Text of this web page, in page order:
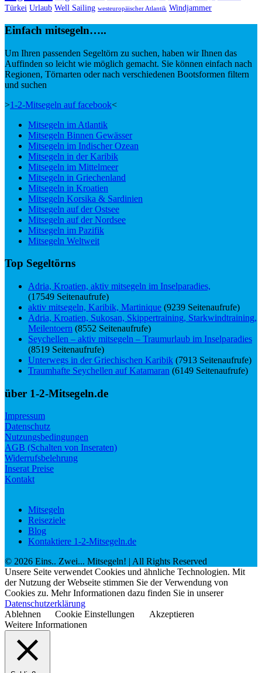
Türkei Urlaub Well Sailing westeuropäischer Atlantik Windjammer
Einfach mitsegeln…..
Um Ihren passenden Segeltörn zu suchen, haben wir Ihnen das
Auffinden so leicht wie möglich gemacht. Sie können einfach nach
Regionen, Törnarten oder nach verschiedenen Bootsformen filtern
und suchen
>1-2-Mitsegeln auf facebook<
Mitsegeln im Atlantik
Mitsegeln Binnen Gewässer
Mitsegeln im Indischer Ozean
Mitsegeln in der Karibik
Mitsegeln im Mittelmeer
Mitsegeln in Griechenland
Mitsegeln in Kroatien
Mitsegeln Korsika & Sardinien
Mitsegeln auf der Ostsee
Mitsegeln auf der Nordsee
Mitsegeln im Pazifik
Mitsegeln Weltweit
Top Segeltörns
Adria, Kroatien, aktiv mitsegeln im Inselparadies,
(17549 Seitenaufrufe)
aktiv mitsegeln, Karibik, Martinique (9239 Seitenaufrufe)
Adria, Kroatien, Sukosan, Skippertraining, Starkwindtraining,
Meilentoern (8552 Seitenaufrufe)
Seychellen – aktiv mitsegeln – Traumurlaub im Inselparadies
(8519 Seitenaufrufe)
Unterwegs in der Griechischen Karibik (7913 Seitenaufrufe)
Traumhafte Seychellen auf Katamaran (6149 Seitenaufrufe)
über 1-2-Mitsegeln.de
Impressum
Datenschutz
Nutzungsbedingungen
AGB (Schalten von Inseraten)
Widerrufsbelehrung
Inserat Preise
Kontakt
Mitsegeln
Reiseziele
Blog
Kontaktiere 1-2-Mitsegeln.de
© 2026 Eins.. Zwei... Mitsegeln! | All Rights Reserved
Unsere Seite verwendet Cookies und ähnliche Technologien. Mit
der Nutzung der Webseite stimmen Sie der Verwendung von
Cookies zu. Mehr Informationen dazu finden Sie in unserer
Datenschutzerklärung
Ablehnen
Cookie Einstellungen
Akzeptieren
Weitere Informationen